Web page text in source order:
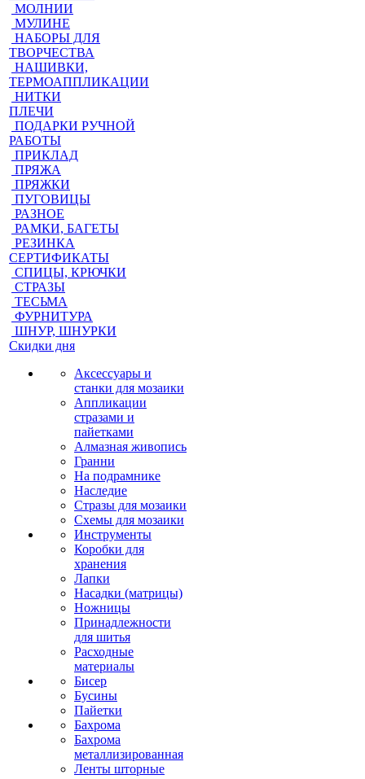
МОЛНИИ
МУЛИНЕ
НАБОРЫ ДЛЯ
ТВОРЧЕСТВА
НАШИВКИ,
ТЕРМОАППЛИКАЦИИ
НИТКИ
ПЛЕЧИ
ПОДАРКИ РУЧНОЙ
РАБОТЫ
ПРИКЛАД
ПРЯЖА
ПРЯЖКИ
ПУГОВИЦЫ
РАЗНОЕ
РАМКИ, БАГЕТЫ
РЕЗИНКА
СЕРТИФИКАТЫ
СПИЦЫ, КРЮЧКИ
СТРАЗЫ
ТЕСЬМА
ФУРНИТУРА
ШНУР, ШНУРКИ
Скидки дня
Аксессуары и
станки для мозаики
Аппликации
стразами и
пайетками
Алмазная живопись
Гранни
На подрамнике
Наследие
Стразы для мозаики
Схемы для мозаики
Инструменты
Коробки для
хранения
Лапки
Насадки (матрицы)
Ножницы
Принадлежности
для шитья
Расходные
материалы
Бисер
Бусины
Пайетки
Бахрома
Бахрома
металлизированная
Ленты шторные